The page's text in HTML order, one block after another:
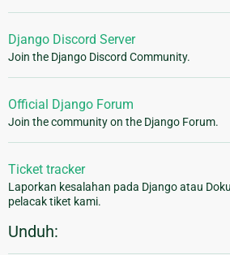
Django Discord Server
Join the Django Discord Community.
Official Django Forum
Join the community on the Django Forum.
Ticket tracker
Laporkan kesalahan pada Django atau
pelacak tiket kami.
Unduh: